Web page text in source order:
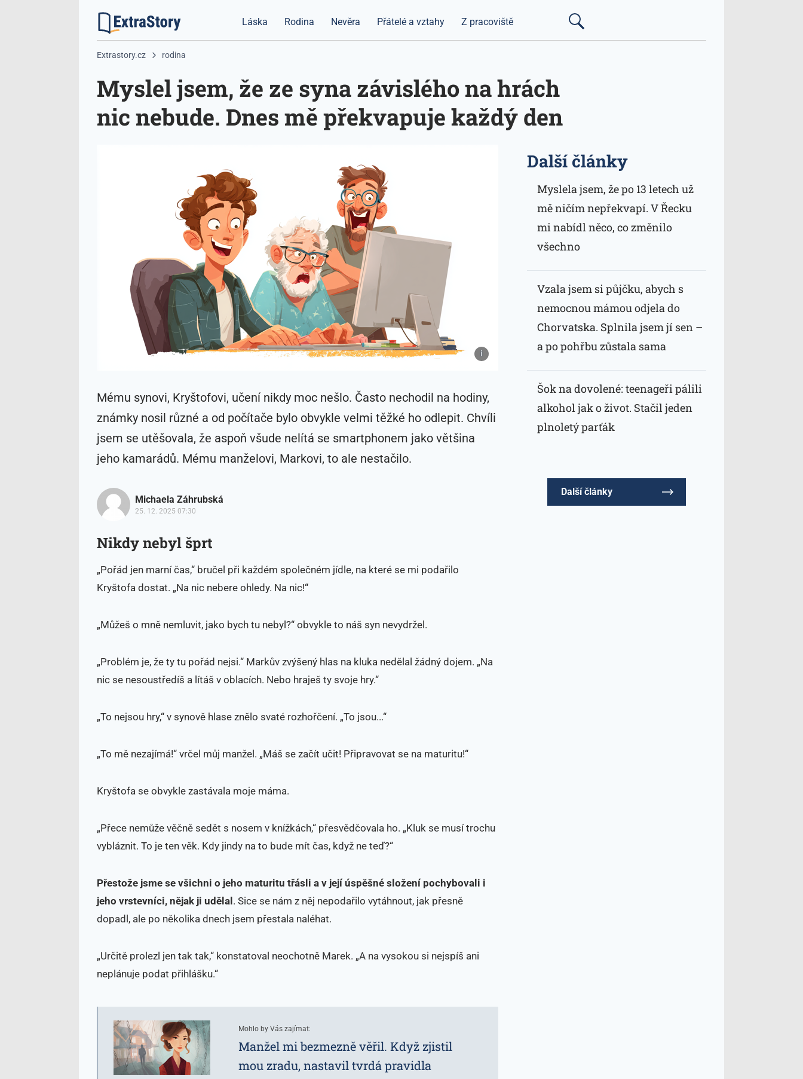
Láska Rodina Nevěra Přátelé a vztahy Z pracoviště
Extrastory.cz rodina
Myslel jsem, že ze syna závislého na hrách
nic nebude. Dnes mě překvapuje každý den
Mému synovi, Kryštofovi, učení nikdy moc nešlo. Často nechodil na hodiny,
známky nosil různé a od počítače bylo obvykle velmi těžké ho odlepit. Chvíli
jsem se utěšovala, že aspoň všude nelítá se smartphonem jako většina
jeho kamarádů. Mému manželovi, Markovi, to ale nestačilo.
Michaela Záhrubská
25. 12. 2025 07:30
Nikdy nebyl šprt
„Pořád jen marní čas,“ bručel při každém společném jídle, na které se mi podařilo
Kryštofa dostat. „Na nic nebere ohledy. Na nic!“
„Můžeš o mně nemluvit, jako bych tu nebyl?“ obvykle to náš syn nevydržel.
„Problém je, že ty tu pořád nejsi.“ Markův zvýšený hlas na kluka nedělal žádný dojem. „Na
nic se nesoustředíš a lítáš v oblacích. Nebo hraješ ty svoje hry.“
„To nejsou hry,“ v synově hlase znělo svaté rozhořčení. „To jsou...“
„To mě nezajímá!“ vrčel můj manžel. „Máš se začít učit! Připravovat se na maturitu!“
Kryštofa se obvykle zastávala moje máma.
„Přece nemůže věčně sedět s nosem v knížkách,“ přesvědčovala ho. „Kluk se musí trochu
vybláznit. To je ten věk. Kdy jindy na to bude mít čas, když ne teď?“
Přestože jsme se všichni o jeho maturitu třásli a v její úspěšné složení pochybovali i
jeho vrstevníci, nějak ji udělal. Sice se nám z něj nepodařilo vytáhnout, jak přesně
dopadl, ale po několika dnech jsem přestala naléhat.
„Určitě prolezl jen tak tak,“ konstatoval neochotně Marek. „A na vysokou si nejspíš ani
neplánuje podat přihlášku.“
Mohlo by Vás zajímat:
Manžel mi bezmezně věřil. Když zjistil
mou zradu, nastavil tvrdá pravidla
Další články
Myslela jsem, že po 13 letech už
mě ničím nepřekvapí. V Řecku
mi nabídl něco, co změnilo
všechno
Vzala jsem si půjčku, abych s
nemocnou mámou odjela do
Chorvatska. Splnila jsem jí sen –
a po pohřbu zůstala sama
Šok na dovolené: teenageři pálili
alkohol jak o život. Stačil jeden
plnoletý parťák
Další články